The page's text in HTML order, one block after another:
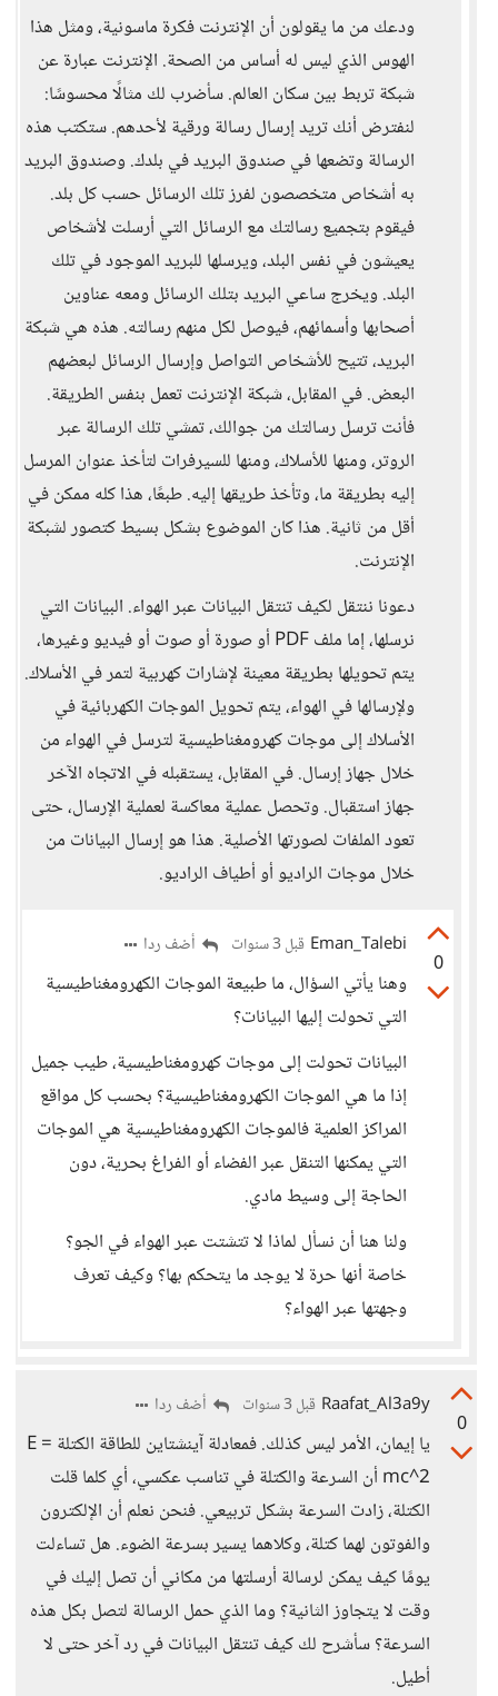
ودعك من ما يقولون أن الإنترنت فكرة ماسونية، ومثل هذا
الهوس الذي ليس له أساس من الصحة. الإنترنت عبارة عن
شبكة تربط بين سكان العالم. سأضرب لك مثالًا محسوسًا:
لنفترض أنك تريد إرسال رسالة ورقية لأحدهم. ستكتب هذه
الرسالة وتضعها في صندوق البريد في بلدك. وصندوق البريد
به أشخاص متخصصون لفرز تلك الرسائل حسب كل بلد.
فيقوم بتجميع رسالتك مع الرسائل التي أرسلت لأشخاص
يعيشون في نفس البلد، ويرسلها للبريد الموجود في تلك
البلد. ويخرج ساعي البريد بتلك الرسائل ومعه عناوين
أصحابها وأسمائهم، فيوصل لكل منهم رسالته. هذه هي شبكة
البريد، تتيح للأشخاص التواصل وإرسال الرسائل لبعضهم
البعض. في المقابل، شبكة الإنترنت تعمل بنفس الطريقة.
فأنت ترسل رسالتك من جوالك، تمشي تلك الرسالة عبر
الروتر، ومنها للأسلاك، ومنها للسيرفرات لتأخذ عنوان المرسل
إليه بطريقة ما، وتأخذ طريقها إليه. طبعًا، هذا كله ممكن في
أقل من ثانية. هذا كان الموضوع بشكل بسيط كتصور لشبكة
الإنترنت.
دعونا ننتقل لكيف تنتقل البيانات عبر الهواء. البيانات التي
نرسلها، إما ملف PDF أو صورة أو صوت أو فيديو وغيرها،
يتم تحويلها بطريقة معينة لإشارات كهربية لتمر في الأسلاك.
ولإرسالها في الهواء، يتم تحويل الموجات الكهربائية في
الأسلاك إلى موجات كهرومغناطيسية لترسل في الهواء من
خلال جهاز إرسال. في المقابل، يستقبله في الاتجاه الآخر
جهاز استقبال. وتحصل عملية معاكسة لعملية الإرسال، حتى
تعود الملفات لصورتها الأصلية. هذا هو إرسال البيانات من
خلال موجات الراديو أو أطياف الراديو.
0
Eman_Talebi قبل 3 سنوات أضف ردا
وهنا يأتي السؤال، ما طبيعة الموجات الكهرومغناطيسية
التي تحولت إليها البيانات؟
البيانات تحولت إلى موجات كهرومغناطيسية، طيب جميل
إذا ما هي الموجات الكهرومغناطيسية؟ بحسب كل مواقع
المراكز العلمية فالموجات الكهرومغناطيسية هي الموجات
التي يمكنها التنقل عبر الفضاء أو الفراغ بحرية، دون
الحاجة إلى وسيط مادي.
ولنا هنا أن نسأل لماذا لا تتشتت عبر الهواء في الجو؟
خاصة أنها حرة لا يوجد ما يتحكم بها؟ وكيف تعرف
وجهتها عبر الهواء؟
0
Raafat_Al3a9y قبل 3 سنوات أضف ردا
يا إيمان، الأمر ليس كذلك. فمعادلة آينشتاين للطاقة الكتلة E =
mc^2 أن السرعة والكتلة في تناسب عكسي، أي كلما قلت
الكتلة، زادت السرعة بشكل تربيعي. فنحن نعلم أن الإلكترون
والفوتون لهما كتلة، وكلاهما يسير بسرعة الضوء. هل تساءلت
يومًا كيف يمكن لرسالة أرسلتها من مكاني أن تصل إليك في
وقت لا يتجاوز الثانية؟ وما الذي حمل الرسالة لتصل بكل هذه
السرعة؟ سأشرح لك كيف تنتقل البيانات في رد آخر حتى لا
أطيل.